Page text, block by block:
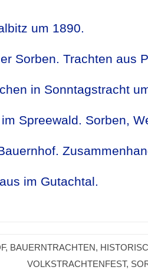
um 1890.
Sorben. Trachten aus
in Sonntagstracht
Spreewald. Sorben,
im Gutachtal.
, BAUERNTRACHTEN,
VOLKSTRACHTENFEST,